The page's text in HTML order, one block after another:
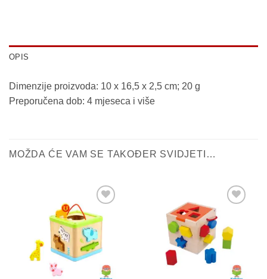
OPIS
Dimenzije proizvoda: 10 x 16,5 x 2,5 cm; 20 g
Preporučena dob: 4 mjeseca i više
MOŽDA ĆE VAM SE TAKOĐER SVIDJETI…
Sačuvaj
proizvod
proizvod